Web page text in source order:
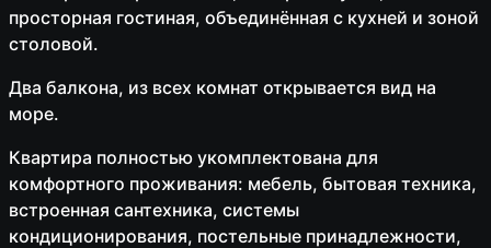
просторная гостиная, объединённая с кухней и зоной
столовой.
Два балкона, из всех комнат открывается вид на
море.
Квартира полностью укомплектована для
комфортного проживания: мебель, бытовая техника,
встроенная сантехника, системы
кондиционирования, постельные принадлежности,